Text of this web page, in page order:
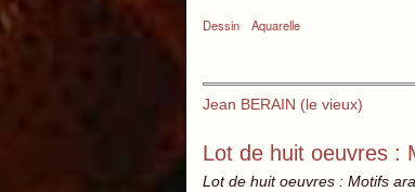
Dessin Aquarelle
Jean BERAIN (le vieux)
Lot de huit oeuvres :
Lot de huit oeuvres : Motifs